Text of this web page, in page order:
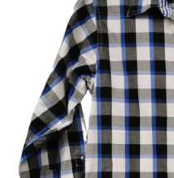
4,00 €.2,00 €.